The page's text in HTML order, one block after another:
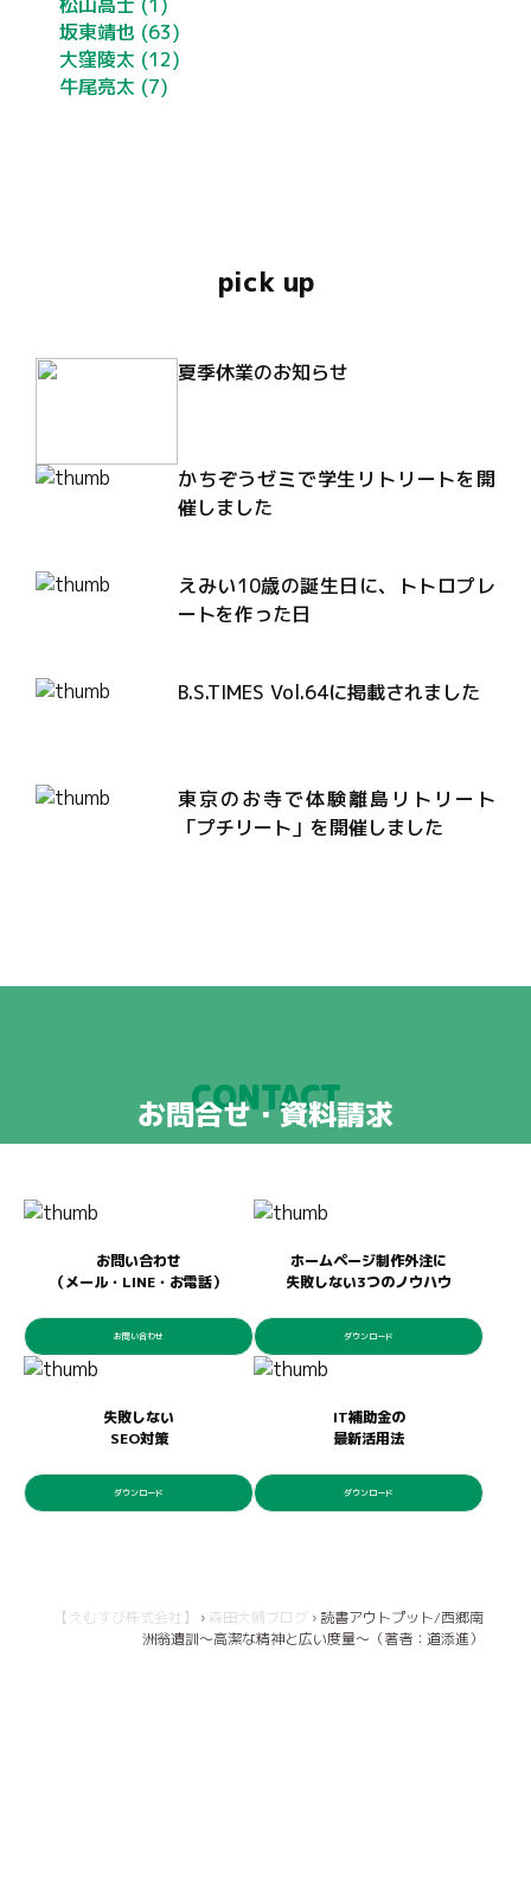
坂東靖也 (63)
大窪陵太 (12)
牛尾亮太 (7)
pick up
夏季休業のお知らせ
かちぞうゼミで学生リトリートを開
催しました
えみい10歳の誕生日に、トトロプレ
ートを作った日
B.S.TIMES Vol.64に掲載されました
東京のお寺で体験離島リトリート
「プチリート」を開催しました
CONTACT
お問合せ・資料請求
お問い合わせ
（メール・LINE・お電話）
お問い合わせ
ホームページ制作外注に
失敗しない3つのノウハウ
ダウンロード
失敗しない
SEO対策
ダウンロード
IT補助金の
最新活用法
ダウンロード
【えむすび株式会社】 › 森田大輔ブログ › 読書アウトプット/西郷南
洲翁遺訓～高潔な精神と広い度量～（著者：道添進）